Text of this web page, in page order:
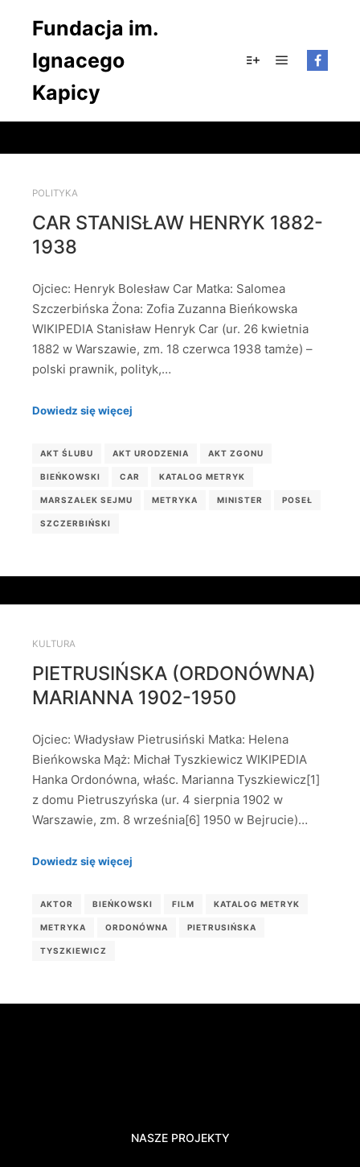
Fundacja im.
Ignacego
Kapicy
POLITYKA
CAR STANISŁAW HENRYK 1882-
1938
Ojciec: Henryk Bolesław Car Matka: Salomea
Szczerbińska Żona: Zofia Zuzanna Bieńkowska
WIKIPEDIA Stanisław Henryk Car (ur. 26 kwietnia
1882 w Warszawie, zm. 18 czerwca 1938 tamże) –
polski prawnik, polityk,…
Dowiedz się więcej
AKT ŚLUBU AKT URODZENIA AKT ZGONU
BIEŃKOWSKI CAR KATALOG METRYK
MARSZAŁEK SEJMU METRYKA MINISTER POSEŁ
SZCZERBIŃSKI
KULTURA
PIETRUSIŃSKA (ORDONÓWNA)
MARIANNA 1902-1950
Ojciec: Władysław Pietrusiński Matka: Helena
Bieńkowska Mąż: Michał Tyszkiewicz WIKIPEDIA
Hanka Ordonówna, właśc. Marianna Tyszkiewicz[1]
z domu Pietruszyńska (ur. 4 sierpnia 1902 w
Warszawie, zm. 8 września[6] 1950 w Bejrucie)…
Dowiedz się więcej
AKTOR BIEŃKOWSKI FILM KATALOG METRYK
METRYKA ORDONÓWNA PIETRUSIŃSKA
TYSZKIEWICZ
NASZE PROJEKTY